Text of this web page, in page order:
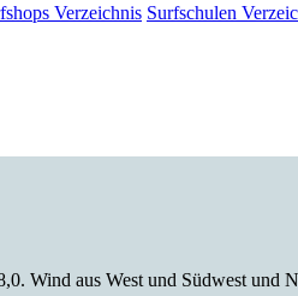
Verzeichnis Surfschulen
Wind aus West und Südwest und